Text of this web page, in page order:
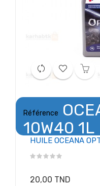
Référence
10W40 1L
HUILE OCEANA
20,00 TND